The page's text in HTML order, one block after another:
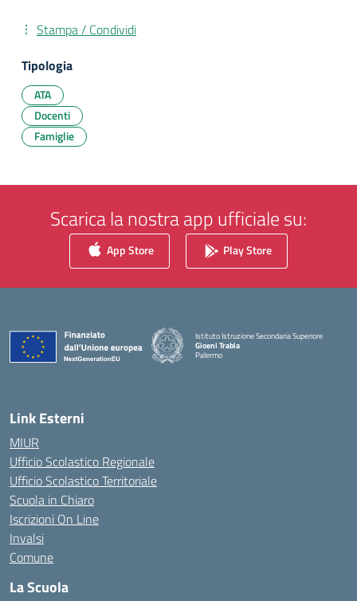
Stampa / Condividi
Tipologia
ATA
Docenti
Famiglie
Scarica la nostra app ufficiale su:
App Store Play Store
Istituto Istruzione Secondaria Superiore
Gioeni Trabia
Palermo
Link Esterni
MIUR
Ufficio Scolastico Regionale
Ufficio Scolastico Territoriale
Scuola in Chiaro
Iscrizioni On Line
Invalsi
Comune
La Scuola